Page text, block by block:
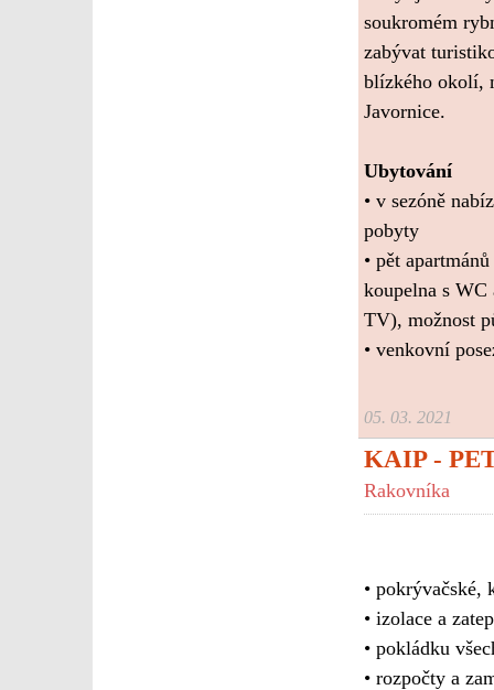
soukromém
zabývat
blízkého okolí,
Javornice.
Ubytování
• v sezóně
pobyty
• pět
koupelna s
TV), možnost
• venkovní
05. 03. 2021
KAIP -
Rakovníka
• pokrývačské,
• izolace a
• pokládku
• rozpočty a